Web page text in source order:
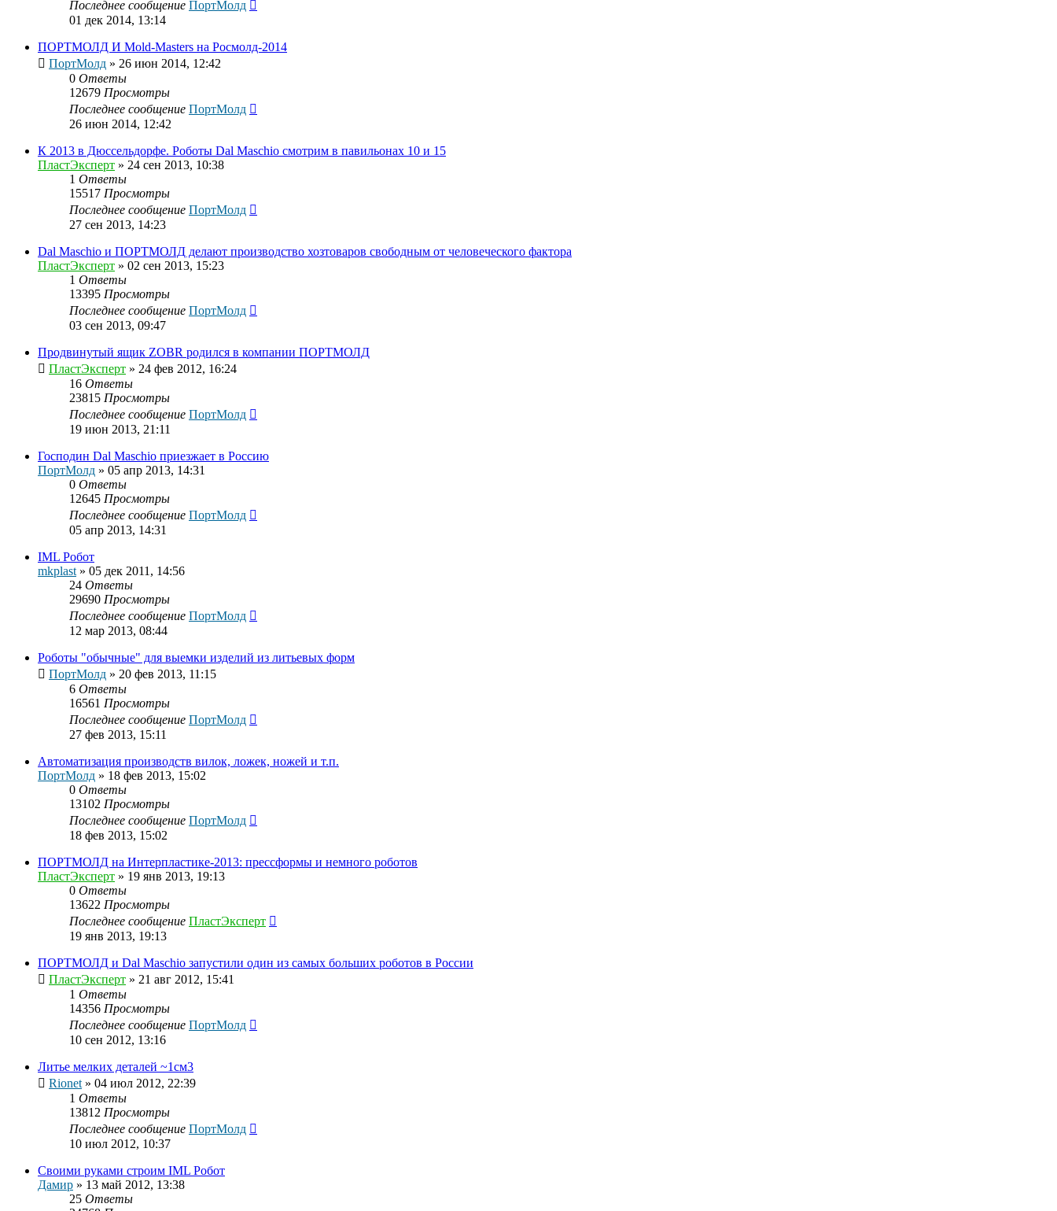
Последнее сообщение ПортМолд
01 дек 2014, 13:14
ПОРТМОЛД И Mold-Masters на Росмолд-2014
ПортМолд » 26 июн 2014, 12:42
0 Ответы
12679 Просмотры
Последнее сообщение ПортМолд
26 июн 2014, 12:42
К 2013 в Дюссельдорфе. Роботы Dal Maschio смотрим в павильонах 10 и 15
ПластЭксперт » 24 сен 2013, 10:38
1 Ответы
15517 Просмотры
Последнее сообщение ПортМолд
27 сен 2013, 14:23
Dal Maschio и ПОРТМОЛД делают производство хозтоваров свободным от человеческого фактора
ПластЭксперт » 02 сен 2013, 15:23
1 Ответы
13395 Просмотры
Последнее сообщение ПортМолд
03 сен 2013, 09:47
Продвинутый ящик ZOBR родился в компании ПОРТМОЛД
ПластЭксперт » 24 фев 2012, 16:24
16 Ответы
23815 Просмотры
Последнее сообщение ПортМолд
19 июн 2013, 21:11
Господин Dal Maschio приезжает в Россию
ПортМолд » 05 апр 2013, 14:31
0 Ответы
12645 Просмотры
Последнее сообщение ПортМолд
05 апр 2013, 14:31
IML Робот
mkplast» 05 дек 2011, 14:56
24 Ответы
29690 Просмотры
Последнее сообщение ПортМолд
12 мар 2013, 08:44
Роботы "обычные" для выемки изделий из литьевых форм
ПортМолд » 20 фев 2013, 11:15
6 Ответы
16561 Просмотры
Последнее сообщение ПортМолд
27 фев 2013, 15:11
Автоматизация производств вилок, ложек, ножей и т.п.
ПортМолд » 18 фев 2013, 15:02
0 Ответы
13102 Просмотры
Последнее сообщение ПортМолд
18 фев 2013, 15:02
ПОРТМОЛД на Интерпластике-2013: прессформы и немного роботов
ПластЭксперт » 19 янв 2013, 19:13
0 Ответы
13622 Просмотры
Последнее сообщение ПластЭксперт
19 янв 2013, 19:13
ПОРТМОЛД и Dal Maschio запустили один из самых больших роботов в России
ПластЭксперт » 21 авг 2012, 15:41
1 Ответы
14356 Просмотры
Последнее сообщение ПортМолд
10 сен 2012, 13:16
Литье мелких деталей ~1см3
Rionet» 04 июл 2012, 22:39
1 Ответы
13812 Просмотры
Последнее сообщение ПортМолд
10 июл 2012, 10:37
Своими руками строим IML Робот
Дамир » 13 май 2012, 13:38
25 Ответы